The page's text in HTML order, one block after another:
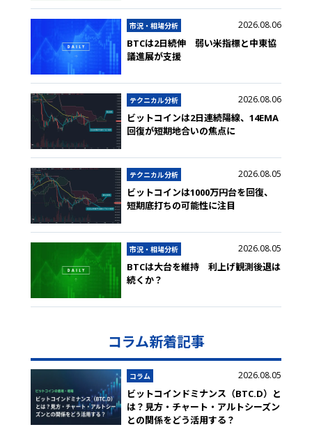
市況・相場分析 2026.08.06
BTCは2日続伸 弱い米指標と中東協
議進展が支援
テクニカル分析 2026.08.06
ビットコインは2日連続陽線、14EMA
回復が短期地合いの焦点に
テクニカル分析 2026.08.05
ビットコインは1000万円台を回復、
短期底打ちの可能性に注目
市況・相場分析 2026.08.05
BTCは大台を維持 利上げ観測後退は
続くか？
コラム新着記事
コラム 2026.08.05
ビットコインドミナンス（BTC.D）と
は？見方・チャート・アルトシーズン
との関係をどう活用する？